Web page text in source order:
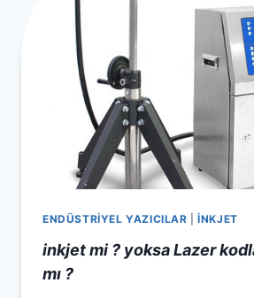
ENDÜSTRİYEL YAZICILAR |İNKJET
inkjet mi ? yoksa Lazer
mı ?